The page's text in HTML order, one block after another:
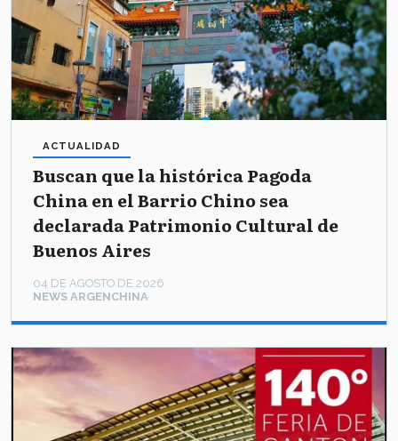
Buscan que la histórica Pagoda
China en el Barrio Chino sea
declarada Patrimonio Cultural de
Buenos Aires
NEWS ARGENCHINA
ACTUALIDAD
04 DE AGOSTO DE 2026